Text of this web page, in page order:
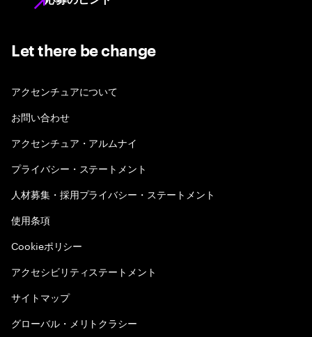
Let there be change
アクセンチュアについて
お問い合わせ
アクセンチュア・アルムナイ
プライバシー・ステートメント
人材募集・採用プライバシー・ステートメント
使用条項
Cookieポリシー
アクセシビリティステートメント
サイトマップ
グローバル・メリトクラシー